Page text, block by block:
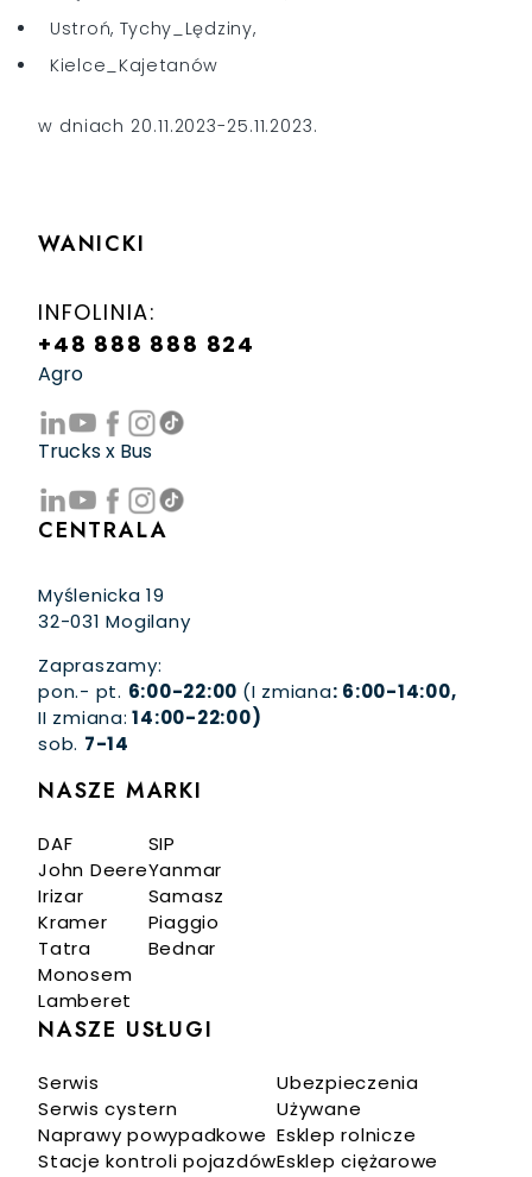
Ustroń, Tychy_Lędziny,
Kielce_Kajetanów
w dniach 20.11.2023-25.11.2023.
WANICKI
INFOLINIA:
+48 888 888 824
Agro
Trucks x Bus
CENTRALA
Myślenicka 19
32-031 Mogilany
Zapraszamy:
pon.- pt. 6:00-22:00 (I zmiana: 6:00-14:00,
II zmiana: 14:00-22:00)
sob. 7-14
NASZE MARKI
DAF
John Deere
Irizar
Kramer
Tatra
Monosem
Lamberet
SIP
Yanmar
Samasz
Piaggio
Bednar
NASZE USŁUGI
Serwis
Serwis cystern
Naprawy powypadkowe
Stacje kontroli pojazdów
Ubezpieczenia
Używane
Esklep rolnicze
Esklep ciężarowe